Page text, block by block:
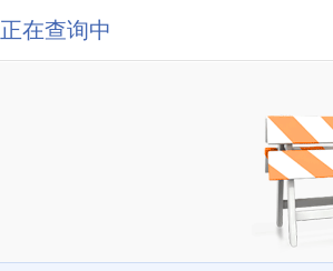
正在查询中